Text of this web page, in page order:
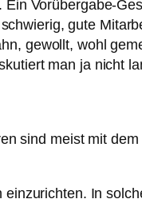
Vorübergabe-
gute
gewollt, wohl
man ja nicht
sind meist mit dem
In